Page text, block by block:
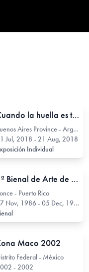
Cuando la huella es travesía, el aire se vuelve historia.
Buenos Aires Province - Argentina
Jul, 2018 - 21 Aug, 2018
Individual
1ª Bienal de Arte de Ponce
- Puerto Rico
Nov, 1986 - 05 Dec, 1986
Maco 2002
Federal - México
- 2002